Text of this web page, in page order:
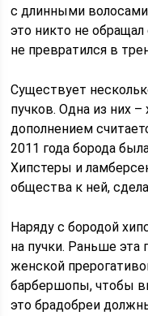
с длинными волосами
это никто не
не превратился в
Существует
пучков. Одна из них
дополнением
2011 года борода
Хипстеры и
общества к ней,
Наряду с бородой
на пучки. Раньше эта
женской
барбершопы, чтобы
это брадобреи